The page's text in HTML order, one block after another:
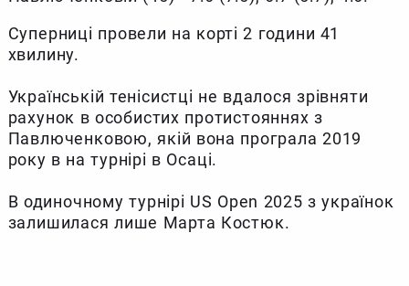
Суперниці провели на корті 2 години 41
хвилину.
Українській тенісистці не вдалося зрівняти
рахунок в особистих протистояннях з
Павлюченковою, якій вона програла 2019
року в на турнірі в Осаці.
В одиночному турнірі US Open 2025 з українок
залишилася лише Марта Костюк.